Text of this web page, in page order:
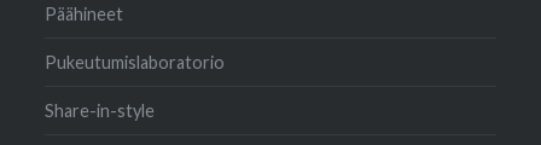
Päähineet
Pukeutumislaboratorio
Share-in-style